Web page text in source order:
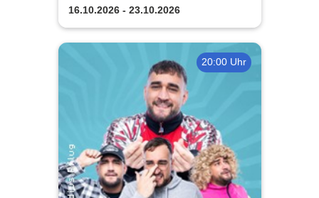
16.10.2026 - 23.10.2026
20:00 Uhr